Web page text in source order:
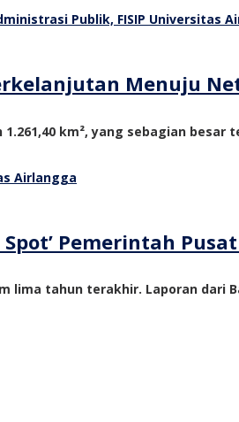
Menuju
km², yang sebagian
Pemerintah
lima tahun terakhir. Laporan dari